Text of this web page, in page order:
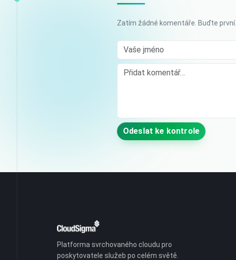
Zatím žádné komentáře. Buďte první.
Vaše jméno
Comment
Odeslat ke kontrole
Platforma svrchovaného cloudu pro
poskytovatele služeb po celém světě.